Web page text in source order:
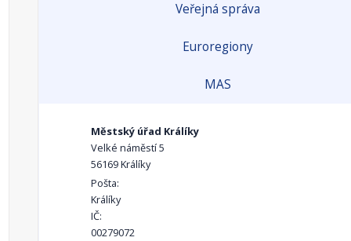
Veřejná správa
Euroregiony
MAS
Městský úřad Králíky
Velké náměstí 5
56169 Králíky
Pošta:
Králíky
IČ:
00279072